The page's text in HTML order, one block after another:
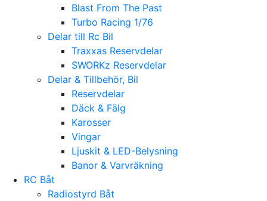
Blast From The Past
Turbo Racing 1/76
Delar till Rc Bil
Traxxas Reservdelar
SWORKz Reservdelar
Delar & Tillbehör, Bil
Reservdelar
Däck & Fälg
Karosser
Vingar
Ljuskit & LED-Belysning
Banor & Varvräkning
RC Båt
Radiostyrd Båt